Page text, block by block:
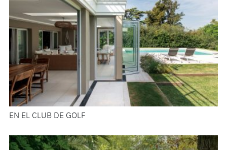
EN EL CLUB DE GOLF